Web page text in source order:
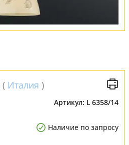
( Италия )
Артикул: L 6358/14
Наличие по запросу